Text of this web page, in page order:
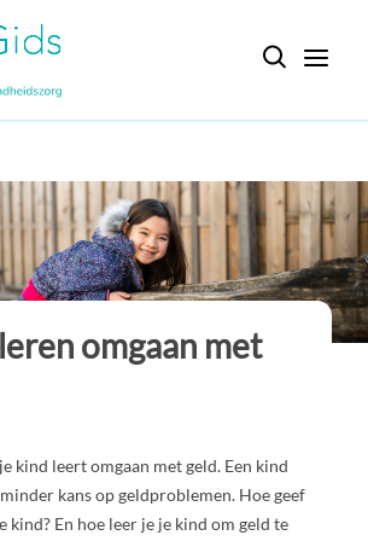
omgaan met
kind leert omgaan met geld. Een kind
kans op geldproblemen. Hoe geef
kind? En hoe leer je je kind om geld te